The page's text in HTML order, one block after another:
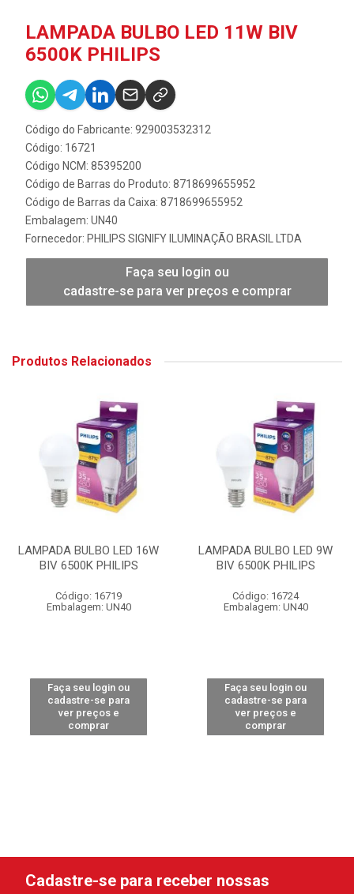
LAMPADA BULBO LED 11W BIV
6500K PHILIPS
Código do Fabricante: 929003532312
Código: 16721
Código NCM: 85395200
Código de Barras do Produto: 8718699655952
Código de Barras da Caixa: 8718699655952
Embalagem: UN40
Fornecedor: PHILIPS SIGNIFY ILUMINAÇÃO BRASIL LTDA
Faça seu login ou
cadastre-se para ver preços e comprar
Produtos Relacionados
LAMPADA BULBO LED 16W
BIV 6500K PHILIPS
Código: 16719
Embalagem: UN40
Faça seu login ou
cadastre-se para
ver preços e
comprar
LAMPADA BULBO LED 9W
BIV 6500K PHILIPS
Código: 16724
Embalagem: UN40
Faça seu login ou
cadastre-se para
ver preços e
comprar
Cadastre-se para receber nossas